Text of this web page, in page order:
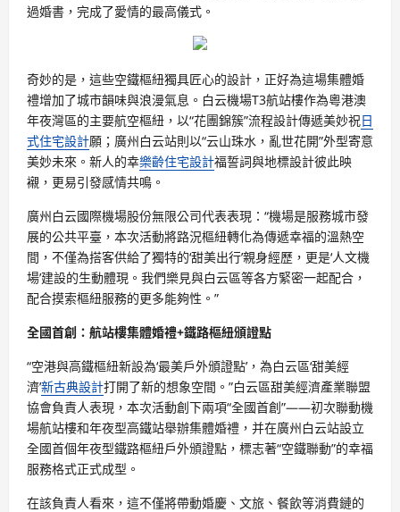
過婚書，完成了愛情的最高儀式。
奇妙的是，這些空鐵樞紐獨具匠心的設計，正好為這場集體婚
禮增加了城市韻味與浪漫氣息。白云機場T3航站樓作為粵港澳
年夜灣區的主要航空樞紐，以“花團錦簇”流程設計傳遞美妙祝日
式住宅設計願；廣州白云站則以“云山珠水，亂世花開”外型寄意
美妙未來。新人的幸樂齡住宅設計福誓詞與地標設計彼此映
襯，更易引發感情共鳴。
廣州白云國際機場股份無限公司代表表現：“機場是服務城市發
展的公共平臺，本次活動將路況樞紐轉化為傳遞幸福的溫熱空
間，不僅為搭客供給了獨特的‘甜美出行’親身經歷，更是‘人文機
場’建設的生動體現。我們樂見與白云區等各方緊密一起配合，
配合摸索樞紐服務的更多能夠性。”
全國首創：航站樓集體婚禮+鐵路樞紐頒證點
“空港與高鐵樞紐新設為‘最美戶外頒證點’，為白云區‘甜美經
濟’新古典設計打開了新的想象空間。”白云區甜美經濟產業聯盟
協會負責人表現，本次活動創下兩項“全國首創”——初次聯動機
場航站樓和年夜型高鐵站舉辦集體婚禮，并在廣州白云站設立
全國首個年夜型鐵路樞紐戶外頒證點，標志著“空鐵聯動”的幸福
服務格式正式成型。
在該負責人看來，這不僅將帶動婚慶、文旅、餐飲等消費鏈的